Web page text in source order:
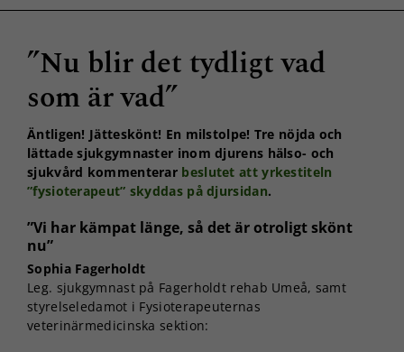
”Nu blir det tydligt vad
som är vad”
Äntligen! Jätteskönt! En milstolpe! Tre nöjda och
lättade sjukgymnaster inom djurens hälso- och
sjukvård kommenterar beslutet att yrkestiteln
”fysioterapeut” skyddas på djursidan.
”Vi har kämpat länge, så det är otroligt skönt
nu”
Sophia Fagerholdt
Leg. sjukgymnast på Fagerholdt rehab Umeå, samt
styrelseledamot i Fysioterapeuternas
veterinärmedicinska sektion: